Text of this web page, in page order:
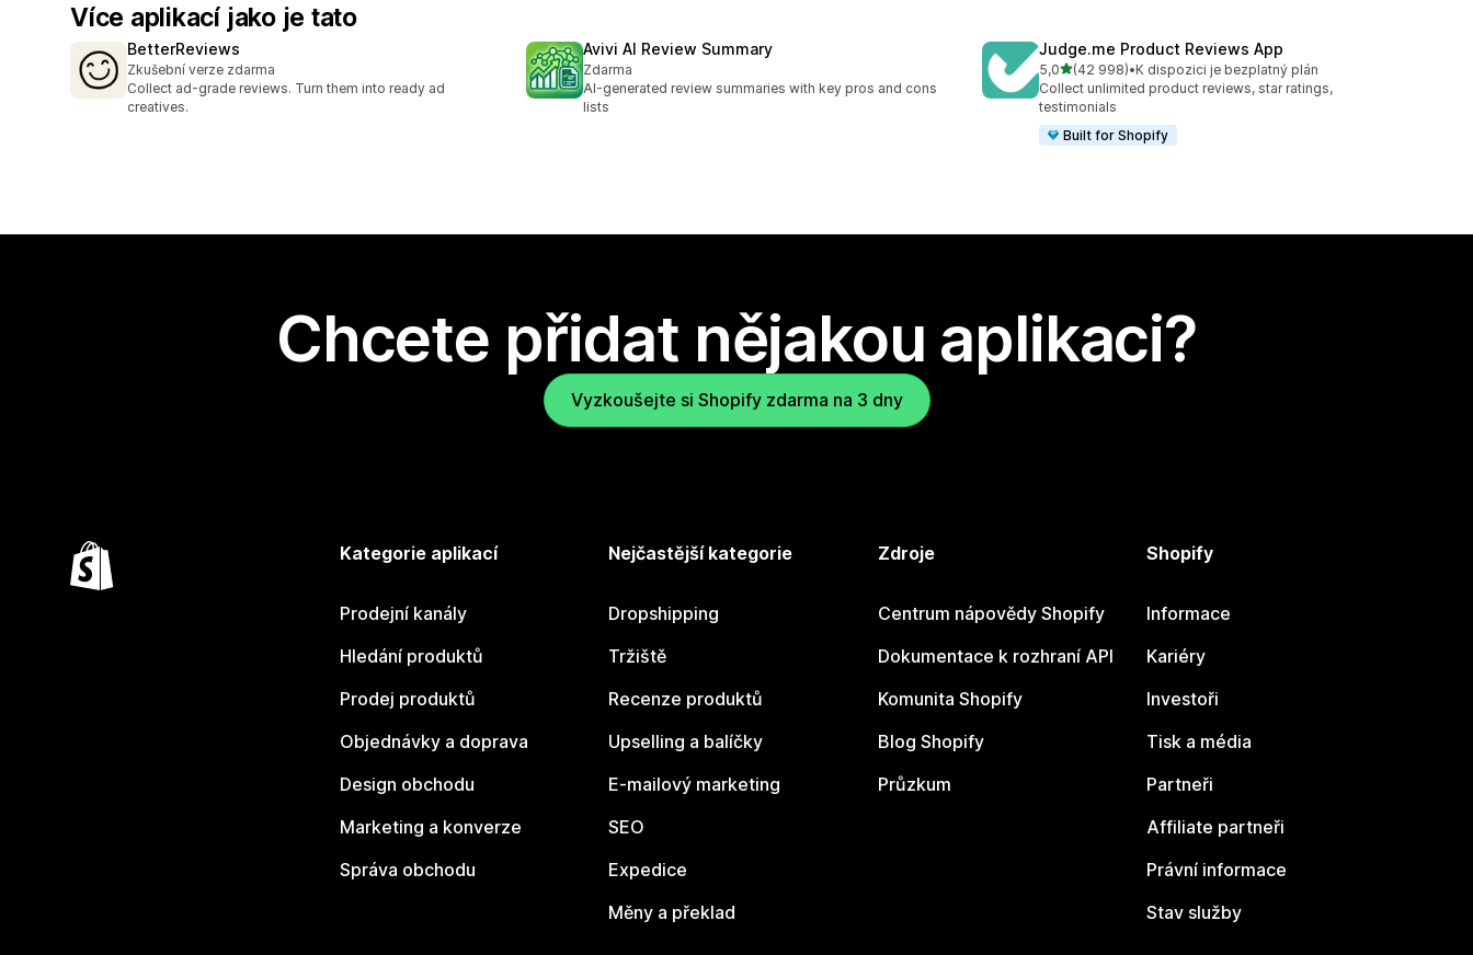
Více aplikací jako je tato
BetterReviews
Zkušební verze zdarma
Collect ad-grade reviews. Turn them into ready ad
creatives.
Avivi AI Review Summary
Zdarma
AI-generated review summaries with key pros and cons
lists
Judge.me Product Reviews App
5,0z 5 hvězd
(42 998)
Celkový počet recenzí: 42998
•K dispozici je bezplatný plán
Collect unlimited product reviews, star ratings,
testimonials
Built for Shopify
Chcete přidat nějakou aplikaci?
Vyzkoušejte si Shopify zdarma na 3 dny
Kategorie aplikací
Prodejní kanály
Hledání produktů
Prodej produktů
Objednávky a doprava
Design obchodu
Marketing a konverze
Správa obchodu
Nejčastější kategorie
Dropshipping
Tržiště
Recenze produktů
Upselling a balíčky
E-mailový marketing
SEO
Expedice
Měny a překlad
Zdroje
Centrum nápovědy Shopify
Dokumentace k rozhraní API
Komunita Shopify
Blog Shopify
Průzkum
Shopify
Informace
Kariéry
Investoři
Tisk a média
Partneři
Affiliate partneři
Právní informace
Stav služby